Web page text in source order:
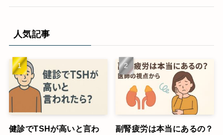
人気記事
健診でTSHが高いと言わ
副腎疲労は本当にあるの？